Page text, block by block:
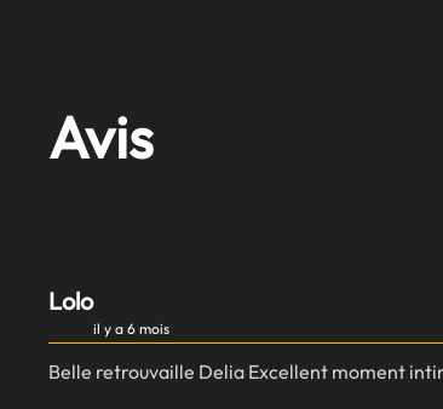
Avis
Lolo
il y a 6 mois
Belle retrouvaille Delia Excellent moment